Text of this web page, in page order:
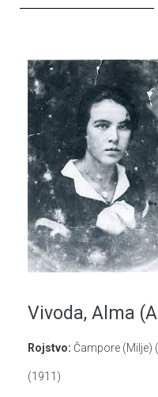
Vivoda, Alma
Rojstvo: Čampore (Milje)
(1911)